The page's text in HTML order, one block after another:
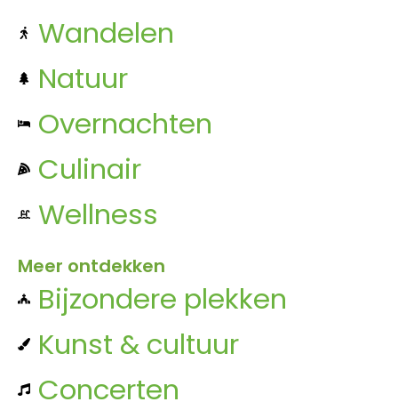
Wandelen
Natuur
Overnachten
Culinair
Wellness
Meer ontdekken
Bijzondere plekken
Kunst & cultuur
Concerten